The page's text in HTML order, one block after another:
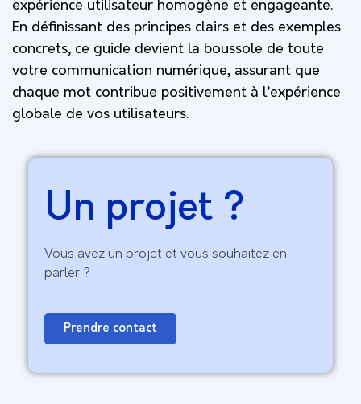
expérience utilisateur homogène et engageante.
En définissant des principes clairs et des exemples
concrets, ce guide devient la boussole de toute
votre communication numérique, assurant que
chaque mot contribue positivement à l’expérience
globale de vos utilisateurs.
Un projet ?
Vous avez un projet et vous souhaitez en
parler ?
Prendre contact